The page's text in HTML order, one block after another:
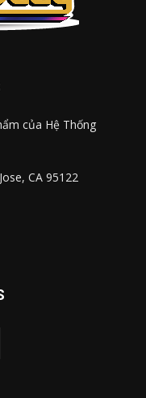
của Hệ Thống
CA 95122